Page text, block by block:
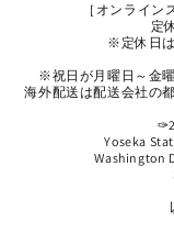
［オンライ
定
※定休日
※祝日が月曜日～金
海外配送は配送会社の
Yoseka
Washington